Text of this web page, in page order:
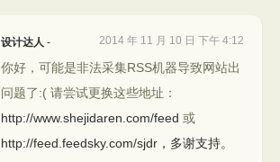
设计达人 - 2014 年 11 月 10 日 下午 4:12
你好，可能是非法采集RSS机器导致网站出
问题了:( 请尝试更换这些地址：
http://www.shejidaren.com/feed 或
http://feed.feedsky.com/sjdr，多谢支持。